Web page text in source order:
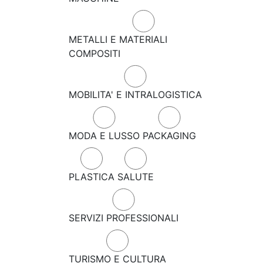
METALLI E MATERIALI
COMPOSITI
MOBILITA' E INTRALOGISTICA
MODA E LUSSO PACKAGING
PLASTICA SALUTE
SERVIZI PROFESSIONALI
TURISMO E CULTURA